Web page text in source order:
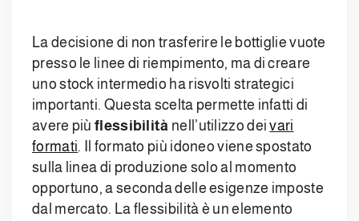
La decisione di non trasferire le bottiglie vuote
presso le linee di riempimento, ma di creare
uno stock intermedio ha risvolti strategici
importanti. Questa scelta permette infatti di
avere piùflessibilità nell’utilizzo deivari
formati. Il formato più idoneo viene spostato
sulla linea di produzione solo al momento
opportuno, a seconda delle esigenze imposte
dal mercato. La flessibilità è un elemento